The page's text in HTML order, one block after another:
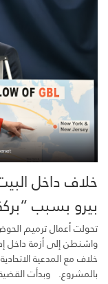
خلاف داخل
بيرو بسبب
تحولت أعمال ترميم
واشنطن إلى أزمة داخل
خلاف مع المدعية
بالمشروع. وبدأت